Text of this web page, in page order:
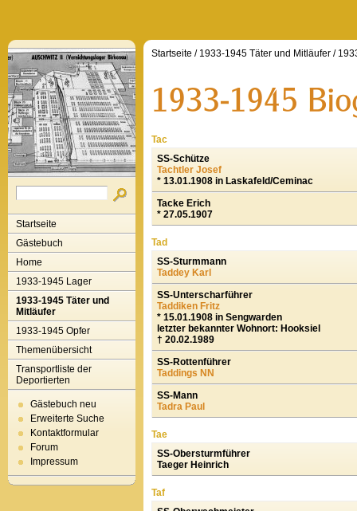
Startseite
Gästebuch
Home
1933-1945 Lager
1933-1945 Täter und
Mitläufer
1933-1945 Opfer
Themenübersicht
Transportliste der
Deportierten
Gästebuch neu
Erweiterte Suche
Kontaktformular
Forum
Impressum
Startseite / 1933-1945 Täter und Mitläufer /
Tac
SS-Schütze
Tachtler Josef
* 13.01.1908 in Laskafeld/Ceminac
Tacke Erich
* 27.05.1907
Tad
SS-Sturmmann
Taddey Karl
SS-Unterscharführer
Taddiken Fritz
* 15.01.1908 in Sengwarden
letzter bekannter Wohnort: Hooksiel
† 20.02.1989
SS-Rottenführer
Taddings NN
SS-Mann
Tadra Paul
Tae
SS-Obersturmführer
Taeger Heinrich
Taf